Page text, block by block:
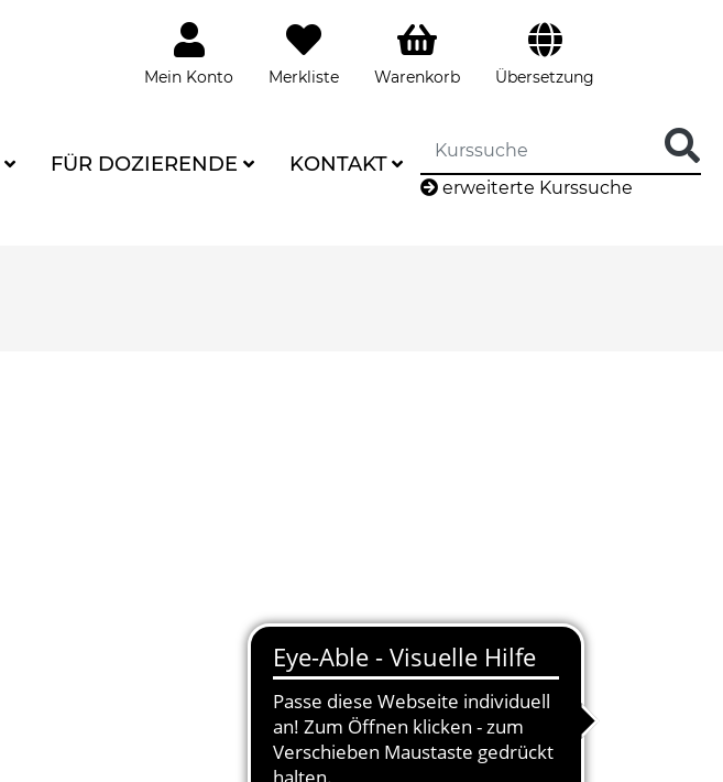
Mein Konto Merkliste Warenkorb Übersetzung
FÜR DOZIERENDE KONTAKT
erweiterte Kurssuche